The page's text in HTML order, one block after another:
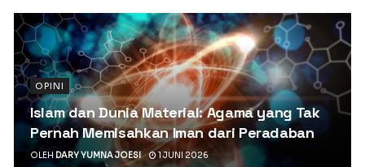
OPINI
Islam dan Dunia Material: Agama yang Tak
Pernah Memisahkan Iman dari Peradaban
OLEH DARY YUMNA JOESI 1 JUNI 2026